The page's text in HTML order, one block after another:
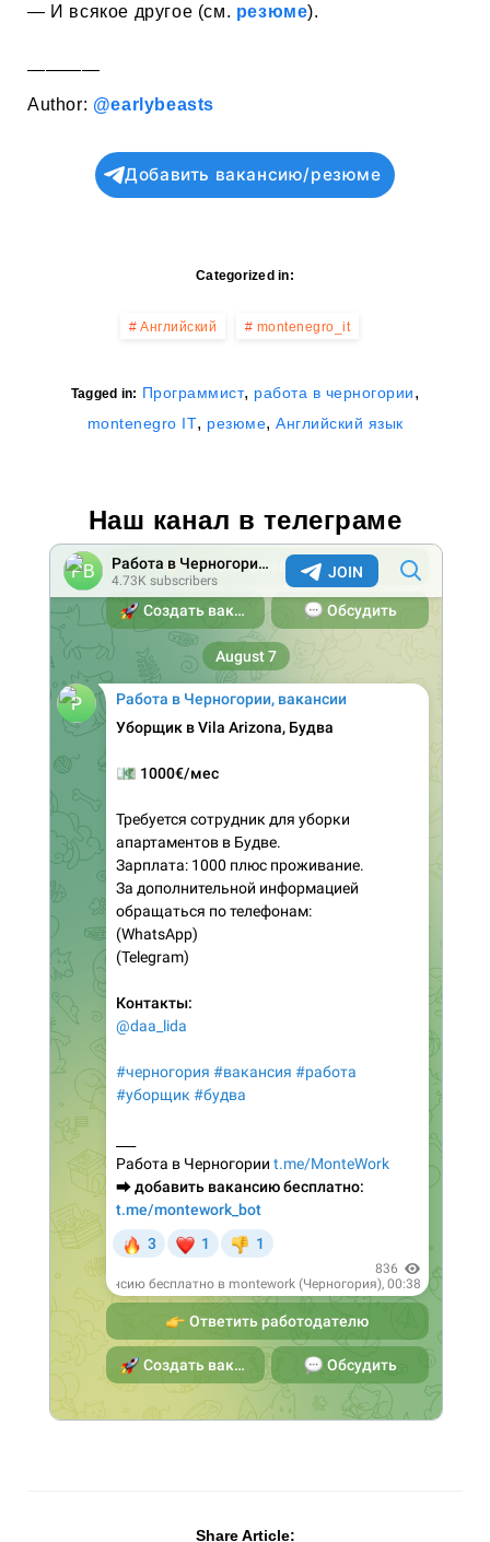
— И всякое другое (см. резюме).
————
Author: @earlybeasts
Добавить вакансию/резюме
Categorized in:
Английский montenegro_it
Tagged in: Программист, работа в черногории,
montenegro IT, резюме, Английский язык
Наш канал в телеграме
Share Article: